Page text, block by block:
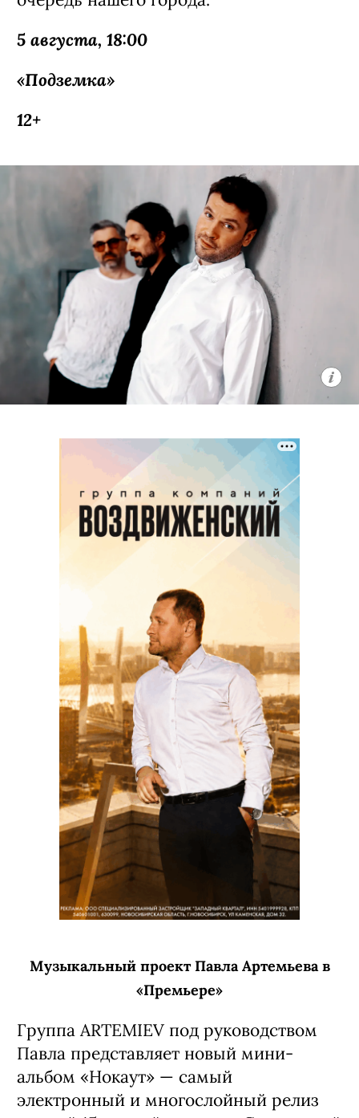
очередь нашего города.
5 августа, 18:00
Музыкальный проект Павла Артемьева в
Группа ARTEMIEV под руководством
Павла представляет новый мини-
альбом «Нокаут» — самый